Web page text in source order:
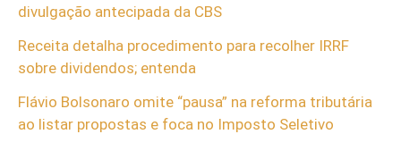
divulgação antecipada da CBS
Receita detalha procedimento para recolher IRRF
sobre dividendos; entenda
Flávio Bolsonaro omite “pausa” na reforma tributária
ao listar propostas e foca no Imposto Seletivo